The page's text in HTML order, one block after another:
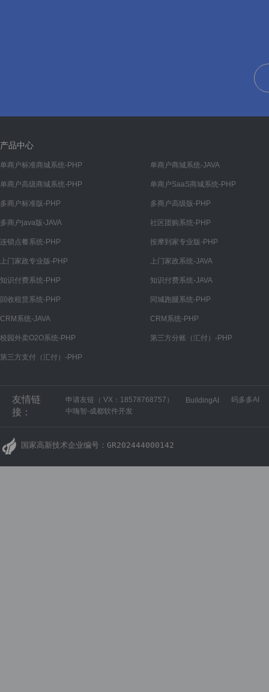
产品中心
单商户标准商城系统-PHP 单商户商城系统-JAVA
单商户高级商城系统-PHP 单商户SaaS商城系统-PHP
多商户标准版-PHP 多商户高级版-PHP
多商户java版-JAVA 社区团购系统-PHP
连锁点餐系统-PHP 按摩到家专业版-PHP
上门家政专业版-PHP 上门家政系统-JAVA
知识付费系统-PHP 知识付费系统-JAVA
回收租赁系统-PHP 同城跑腿系统-PHP
CRM系统-JAVA CRM系统-PHP
校园外卖O2O系统-PHP 第三方分账（汇付）-PHP
第三方支付（汇付）-PHP
友情链
接：
申请友链（ VX：18578768757） BuildingAI
码多多AI
中嗨智-成都软件开发
国家高新技术企业编号：GR202444000142